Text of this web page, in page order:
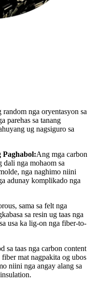
random nga oryentasyon sa
parehas sa tanang
ug nagsiguro sa
Paghabol:Ang mga carbon
nga mohaom sa
nga naghimo niini
adunay komplikado nga
sama sa felt nga
sa resin ug taas nga
usa ka lig-on nga fiber-to-
sa taas nga carbon content
mat nagpakita og ubos
niini nga angay alang sa